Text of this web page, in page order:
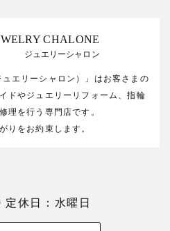
CHALONE
ジュエリーシャロン
エリーシャロン）」はお客さまの
ドやジュエリーリフォーム、指輪
理を行う専門店です。
りをお約束します。
休日：水曜日